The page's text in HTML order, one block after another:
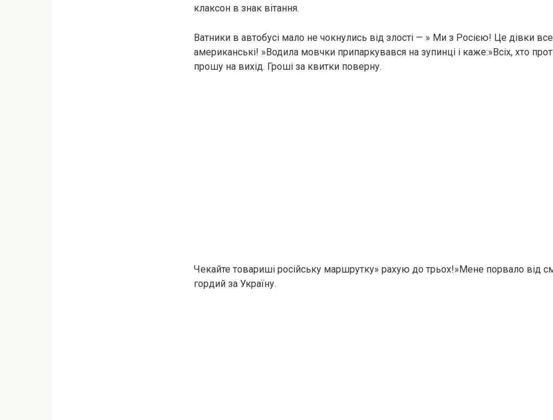
клаксон в знак вітання.
Ватники в автобусі мало не чокнулись від злості — » Ми з Росією! Це дівки
американські! »Водила мовчки припаркувався на зупинці і каже:»Всіх, хто
прошу на вихід. Гроші за квитки поверну.
Чекайте товариші російську маршрутку» рахую до трьох!»Мене порвало від
гордий за Україну.